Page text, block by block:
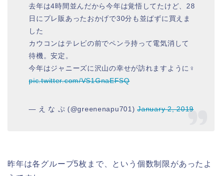
去年は4時間並んだから今年は覚悟してたけど、28
日にプレ販あったおかげで30分も並ばずに買えま
した
カウコンはテレビの前でペンラ持って電気消して
待機。安定。
今年はジャニーズに沢山の幸せが訪れますように‍♀️
pic.twitter.com/VS1GnaEFSQ
— え な ぷ (@greenenapu701)January 2, 2019
昨年は各グループ5枚まで、という個数制限があったよ